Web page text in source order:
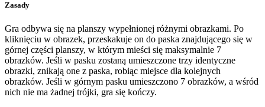
Zasady
Gra odbywa się na planszy wypełnionej różnymi obrazkami. Po
kliknięciu w obrazek, przeskakuje on do paska znajdującego się w
górnej części planszy, w którym mieści się maksymalnie 7
obrazków. Jeśli w pasku zostaną umieszczone trzy identyczne
obrazki, znikają one z paska, robiąc miejsce dla kolejnych
obrazków. Jeśli w górnym pasku umieszczono 7 obrazków, a wśród
nich nie ma żadnej trójki, gra się kończy.